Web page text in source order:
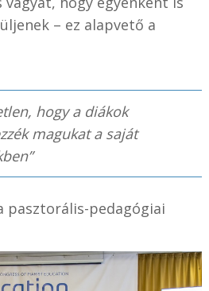
– ez alapvető a
hogy a diákok
magukat a saját
pasztorális-pedagógiai